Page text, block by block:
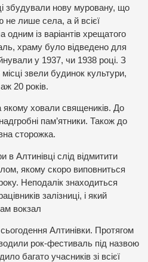
збудували нову муровану, що
лише села, а й всієї
із варіантів хрещатого
храму було відведено для
у 1937, чи 1938 році. З
звели будинок культури,
20 років.
якому ховали священиків. До
пам’ятники. Також до
сторожка.
в Алтинівці слід відмитити
якому скоро виповниться
Неподалік знаходиться
залізниці, і який
вокзал
Алтинівки. Протягом
рок-фестиваль під назвою
багато учасників зі всієї